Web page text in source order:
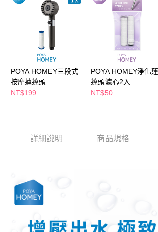
３．收到繳費通知簡訊後14天內，點擊此簡訊中的連
ATM／網路銀行／等多元方式進行付款，方視為交易完
※ 請注意：結帳手續完成當下不需立刻繳費，但若您
購買商品的店家。未經商家同意取消之訂單仍視為有效
※ 交易是否成功請以「AFTEE先享後付 」之結帳頁
是否繳費成功／繳費後需取消欲退款等相關疑問，請
https://netprotections.freshdesk.com/
【注意事項】
１．透過由恩沛科技股份有限公司提供之「AFTEE先
３．未成年的使用者請事先徵得法定代理人或監護人
請求用戶進行身份認證。
５．嚴禁一人註冊多個帳號或使用他人資訊註冊。若
恩沛科技股份有限公司將有權停止該用戶之使用額度並
萊爾富取貨付款
每筆NT$65，滿NT$490(含以上)免運費
付款後萊爾富取貨
每筆NT$65，滿NT$490(含以上)免運費
7-11取貨付款
每筆NT$65，滿NT$490(含以上)免運費
付款後寶雅門市自取(由倉庫統一出貨)
每筆NT$80，滿NT$290(含以上)免運費
POYA HOMEY三段式
按摩蓮蓬頭
NT$199
POYA HOMEY淨化蓮
蓬頭濾心2入
NT$50
詳細說明 商品規格